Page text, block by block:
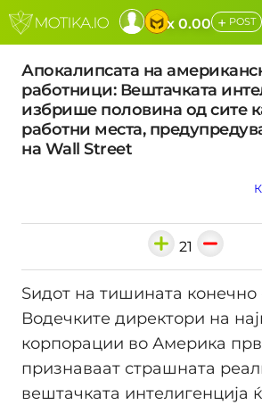
x 0.00 + POST
Апокалипсата на
работници: Вештачката
избрише половина од сите
работни места,
на Wall Street
21
Ѕидот на тишината
Водечките директори на
корпорации во Америка
признаваат страшната
вештачката интелигенција